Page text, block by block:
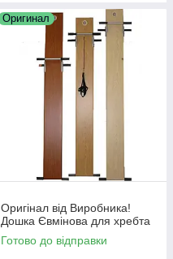
Оригинал
Оригінал від Виробника!
Дошка Євмінова для хребта
Готово до відправки